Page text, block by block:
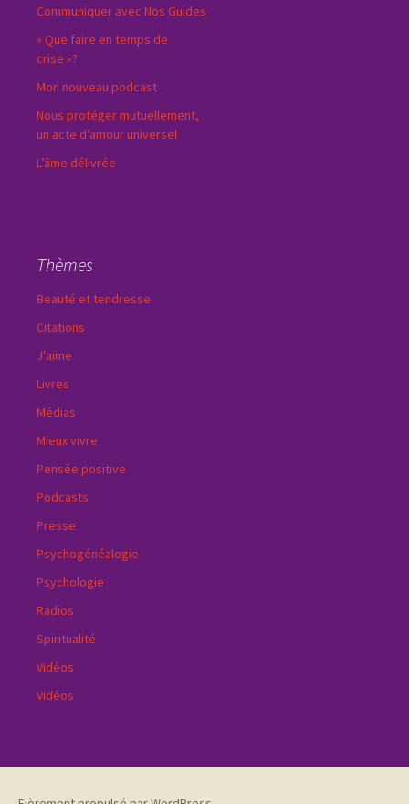
Communiquer avec Nos Guides
« Que faire en temps de
crise »?
Mon nouveau podcast
Nous protéger mutuellement,
un acte d’amour universel
L’âme délivrée
Thèmes
Beauté et tendresse
Citations
J'aime
Livres
Médias
Mieux vivre
Pensée positive
Podcasts
Presse
Psychogénéalogie
Psychologie
Radios
Spiritualité
Vidéos
Vidéos